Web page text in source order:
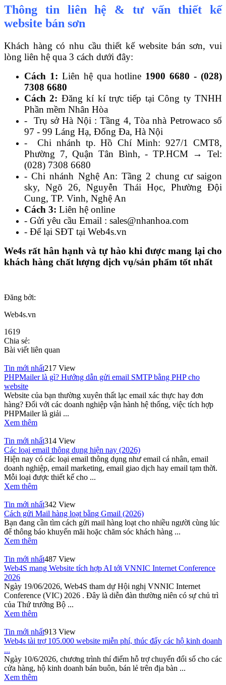
Thông tin liên hệ & tư vấn thiết kế
website bán sơn
Khách hàng có nhu cầu thiết kế website bán sơn, vui
lòng liên hệ qua 3 cách dưới đây:
Cách 1: Liên hệ qua hotline 1900 6680 - (028)
7308 6680
Cách 2: Đăng kí kí trực tiếp tại Công ty TNHH
Phần mềm Nhân Hòa
- Trụ sở Hà Nội : Tầng 4, Tòa nhà Petrowaco số
97 - 99 Láng Hạ, Đống Đa, Hà Nội
- Chi nhánh tp. Hồ Chí Minh: 927/1 CMT8,
Phường 7, Quận Tân Bình, - TP.HCM → Tel:
(028) 7308 6680
- Chi nhánh Nghệ An:Tầng 2 chung cư saigon
sky, Ngõ 26, Nguyễn Thái Học, Phường Đội
Cung, TP. Vinh, Nghệ An
Cách 3: Liên hệ online
- Gửi yêu cầu Email : sales@nhanhoa.com
- Để lại SĐT tại Web4s.vn
We4s rất hân hạnh và tự hào khi được mang lại cho
khách hàng chất lượng dịch vụ/sản phẩm tốt nhất
Đăng bởi:
Web4s.vn
1619
Chia sẻ:
Bài viết liên quan
Tin mới nhất217 View
PHPMailer là gì? Hướng dẫn gửi email SMTP bằng PHP cho
website
Website của bạn thường xuyên thất lạc email xác thực hay đơn
hàng? Đối với các doanh nghiệp vận hành hệ thống, việc tích hợp
PHPMailer là giải ...
Xem thêm
Tin mới nhất314 View
Các loại email thông dụng hiện nay (2026)
Hiện nay có các loại email thông dụng như email cá nhân, email
doanh nghiệp, email marketing, email giao dịch hay email tạm thời.
Mỗi loại được thiết kế cho ...
Xem thêm
Tin mới nhất342 View
Cách gửi Mail hàng loạt bằng Gmail (2026)
Bạn đang cần tìm cách gửi mail hàng loạt cho nhiều người cùng lúc
để thông báo khuyến mãi hoặc chăm sóc khách hàng ...
Xem thêm
Tin mới nhất487 View
Web4S mang Website tích hợp AI tới VNNIC Internet Conference
2026
Ngày 19/06/2026, Web4S tham dự Hội nghị VNNIC Internet
Conference (VIC) 2026 . Đây là diễn đàn thường niên có sự chủ trì
của Thứ trưởng Bộ ...
Xem thêm
Tin mới nhất913 View
Web4s tài trợ 105.000 website miễn phí, thúc đẩy các hộ kinh doanh
...
Ngày 10/6/2026, chương trình thí điểm hỗ trợ chuyển đổi số cho các
cửa hàng, hộ kinh doanh bán buôn, bán lẻ trên địa bàn ...
Xem thêm